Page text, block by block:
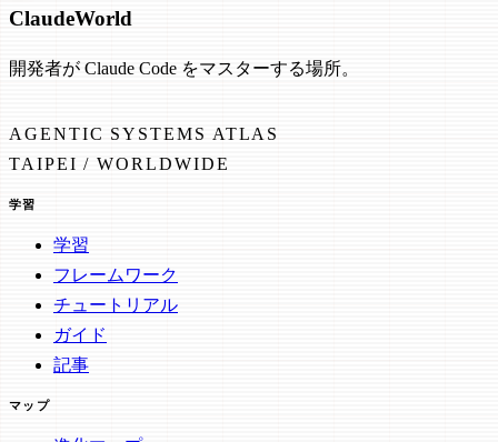
ClaudeWorld
開発者が Claude Code をマスターする場所。
AGENTIC SYSTEMS ATLAS
TAIPEI / WORLDWIDE
学習
学習
フレームワーク
チュートリアル
ガイド
記事
マップ